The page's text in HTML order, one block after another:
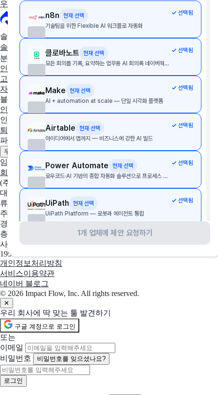
n8n
현재 선택
기술팀을 위한 Flexible AI 워크플로 자동화
선택됨
클로바노트
현재 선택
모든 회의를 기록, 요약하는 업무용 AI 회의록 네이버웍스 클로바노트
선택됨
Make
현재 선택
AI + automation at scale — 단일 시각화 플랫폼
선택됨
Airtable
현재 선택
아이디어에서 앱까지 — 비즈니스에 강한 AI 빌드
선택됨
Power Automate
현재 선택
로우코드·AI 기반의 종합 자동화 솔루션으로 프로세스 최적화
선택됨
UiPath
현재 선택
UiPath Platform — 로봇과 에이전트 통합
선택됨
Guru
앱·문서·채팅 어디서든 답을 얻으세요
Drag 현재 선택
Gmail에서 워크플로 자동화
인라인 AI 현재 선택
문서를 작성하는 내 PC 속 AI 비서
1개 업체에 제안 요청하기
우리 회사에 딱 맞는 툴 추천받기
솔루션 추천
솔루션 추천받기
분야별 솔루션
인사·노무
협업툴·그룹웨어 세무·회계 문서관리 구독관리
영업·
고객관리 AI·자동화 데이터 분석 마케팅 이커머스 웹사이트
자인툴
개발운영 보안접속
교육관리
블로그
인사이트
인사노무 계산기
퇴직금 계산기 4대보험 계산기
파트너
우리 솔루션 등록하기 제휴 문의하기 광고 문의하기
임팩트플로우
회사 소개 팀 소개 채용중인 포지션
(주)임팩트플로우
대표자
류효권
주소
경기도 성남시 수정구 창업로 43, 판교글로벌비즈센터 업무동 4
층 2호
사업자 등록번호
195-88-03109
개인정보처리방침
서비스이용약관
네이버 블로그
© 2026 Impact Flow, Inc. All rights reserved.
✕
우리 회사에 딱 맞는 툴 발견하기
구글 계정으로 로그인
또는
이메일
비밀번호
비밀번호를 잊으셨나요?